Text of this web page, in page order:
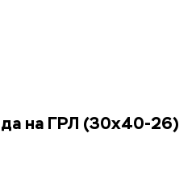
на ГРЛ (30x40-26)